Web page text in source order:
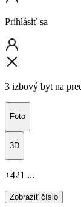
Prihlásiť sa
3 izbový byt na
Foto
3D
+421 ...
Zobraziť číslo